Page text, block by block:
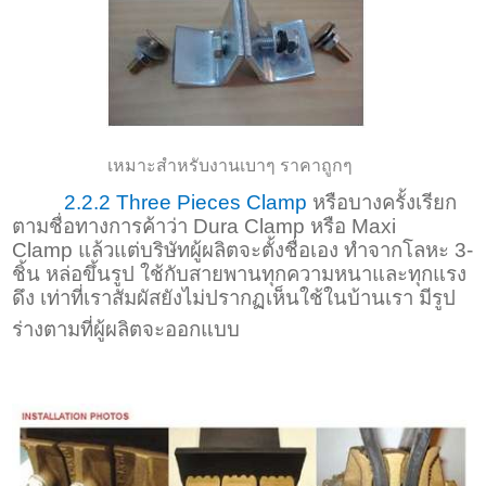
เหมาะสำหรับงานเบาๆ ราคาถูกๆ
2.2.2Three Pieces Clamp หรือบางครั้งเรียก
ตามชื่อทางการค้าว่า Dura Clamp หรือ Maxi
Clamp แล้วแต่บริษัทผู้ผลิตจะตั้งชื่อเอง ทำจากโลหะ 3-
ชิ้น หล่อขึ้นรูป ใช้กับสายพานทุกความหนาและทุกแรง
ดึง เท่าที่เราสัมผัสยังไม่ปรากฏเห็นใช้ในบ้านเรา มีรูป
ร่างตามที่ผู้ผลิตจะออกแบบ